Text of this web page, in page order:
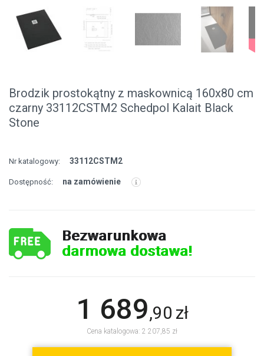
Brodzik prostokątny z maskownicą 160x80 cm
czarny 33112CSTM2 Schedpol Kalait Black
Stone
Nr katalogowy: 33112CSTM2
Dostępność: na zamówienie
Bezwarunkowa
darmowa dostawa!
1 689,90 zł
Cena katalogowa: 2 207,85 zł